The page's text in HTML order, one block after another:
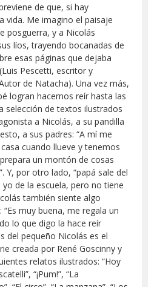
de que, si hay
vida. Me imagino el paisaje
posguerra, y a Nicolás
líos, trayendo bocanadas de
esas páginas que dejaba
Pescetti, escritor y
de Natacha). Una vez más,
logran hacernos reír hasta las
selección de textos ilustrados
a Nicolás, a su pandilla
a sus padres: “A mí me
cuando llueve y tenemos
un montón de cosas
Y, por otro lado, “papá sale del
de la escuela, pero no tiene
también siente algo
muy buena, me regala un
lo que digo la hace reír
del pequeño Nicolás es el
creada por René Goscinny y
relatos ilustrados: “Hoy
“¡Pum!”, “La